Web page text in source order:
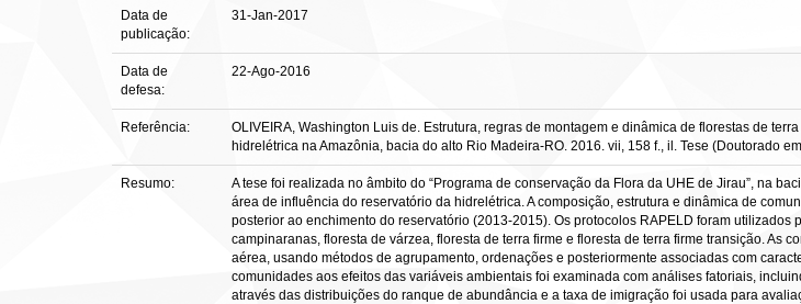
Data de
publicação:
31-Jan-2017
Data de
defesa:
22-Ago-2016
Referência:
OLIVEIRA, Washington Luis de. Estrutura, regras de montagem e dinâmica de florestas de
hidrelétrica na Amazônia, bacia do alto Rio Madeira-RO. 2016. vii, 158 f., il. Tese (Doutorado
Resumo:
A tese foi realizada no âmbito do “Programa de conservação da Flora da UHE de Jirau”, na
área de influência do reservatório da hidrelétrica. A composição, estrutura e dinâmica de
posterior ao enchimento do reservatório (2013-2015). Os protocolos RAPELD foram
campinaranas, floresta de várzea, floresta de terra firme e floresta de terra firme transição.
aérea, usando métodos de agrupamento, ordenações e posteriormente associadas com
comunidades aos efeitos das variáveis ambientais foi examinada com análises fatoriais,
através das distribuições do ranque de abundância e a taxa de imigração foi usada para